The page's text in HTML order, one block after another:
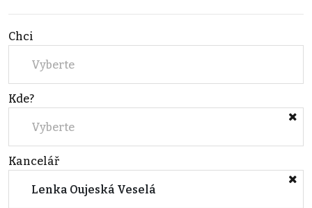
Chci
Vyberte
Kde?
Vyberte
Kancelář
Lenka Oujeská Veselá